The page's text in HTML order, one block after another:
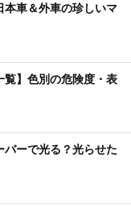
本車＆外車の珍しいマ
覧】色別の危険度・表
ーで光る？光らせた